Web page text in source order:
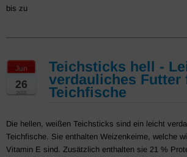
bis zu
Jun
26
2013
Teichsticks hell -
verdauliches Futter
Teichfische
Die hellen, weißen Teichsticks sind ein leicht
Teichfische. Sie enthalten Weizenkeime, welche
Vitamin E sind. Zusätzlich enthalten sie 21 %